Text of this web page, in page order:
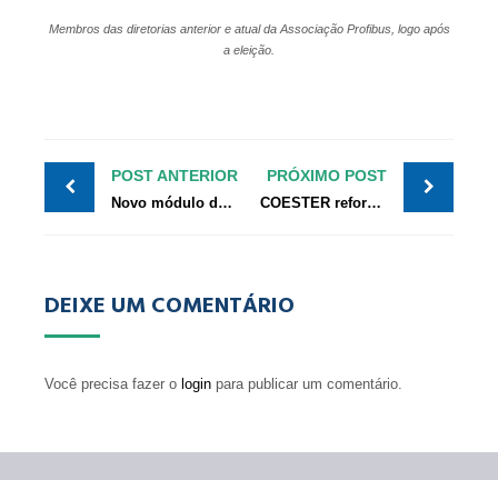
Membros das diretorias anterior e atual da Associação Profibus, logo após
a eleição.
POST ANTERIOR
Novo módulo de comunicação Profinet SIEMENS
PRÓXIMO POST
COESTER reforça atuação na área de saneamento
DEIXE UM COMENTÁRIO
Você precisa fazer o login para publicar um comentário.